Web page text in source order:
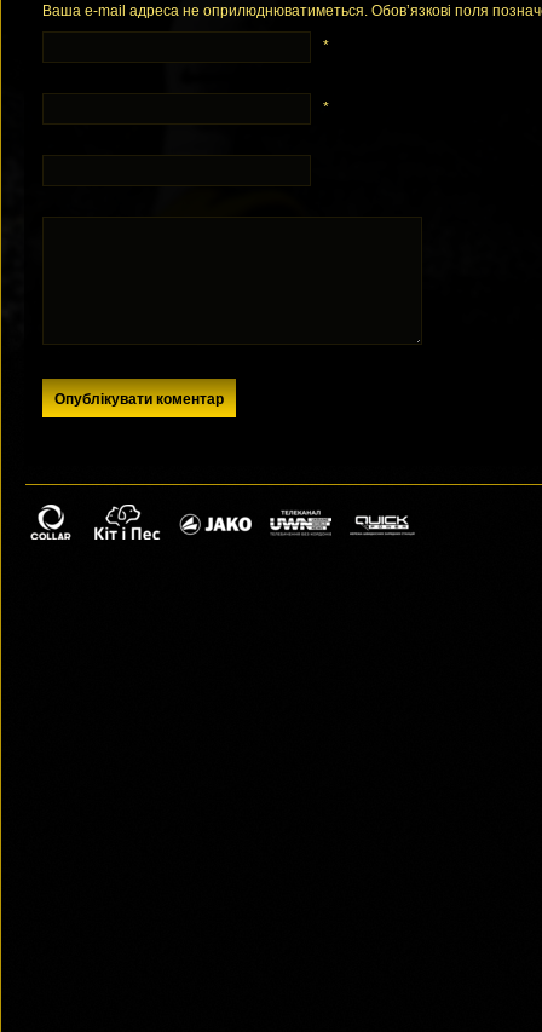
Ваша e-mail адреса не оприлюднюватиметься. Обов’язкові поля
*
*